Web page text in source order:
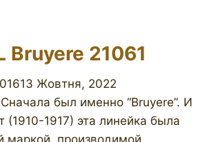
Bruyere 21061
13 Жовтня, 2022
был именно “Bruyere”. И
(1910-1917) эта линейка была
маркой, производимой